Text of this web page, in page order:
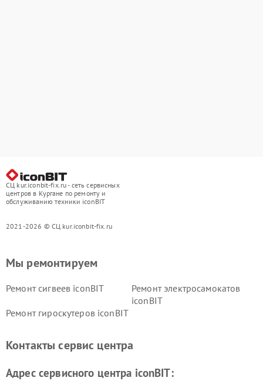
СЦ kur.iconbit-fix.ru - сеть сервисных
центров в Кургане по ремонту и
обслуживанию техники iconBIT
2021-2026 © СЦ kur.iconbit-fix.ru
Мы ремонтируем
Ремонт сигвеев iconBIT
Ремонт электросамокатов
iconBIT
Ремонт гироскутеров iconBIT
Контакты сервис центра
Адрес сервисного центра iconBIT: